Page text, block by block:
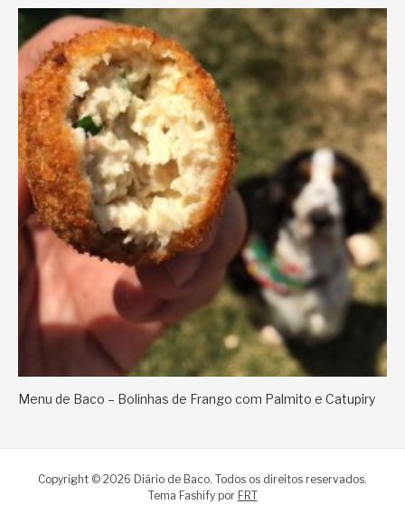
Menu de Baco – Bolinhas de Frango com Palmito e Catupiry
Copyright © 2026 Diário de Baco. Todos os direitos reservados.
Tema Fashify por FRT